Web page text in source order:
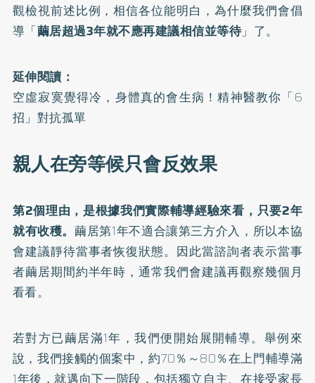
觀檢視前述比例，相信各位能明白，為什麼我們會倡
導「繭居超過3年就不應再建議相信並等待」了。
延伸閱讀：
空虛寂寞覺得冷，身體真的會生病！精神醫教你「6
招」對抗孤單
親人在旁等候只會反效果
第2個理由，是根據我們實際輔導經驗來看，只要2年
就有收穫。繭居第1年不適合讓第三方介入，所以本協
會建議靜待當事者恢復狀態。因此當諮詢者表示當事
者繭居期間約半年時，通常我們會建議再觀察幾個月
看看。
若對方已繭居滿1年，我們便開始展開輔導。舉例來
說，我們接觸的個案中，約70％～80％在上門輔導滿
1年後，就邁向下一階段，包括獨立自主、在接受家長